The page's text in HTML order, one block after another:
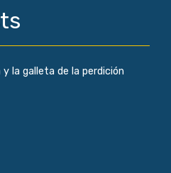
y la galleta de la perdición